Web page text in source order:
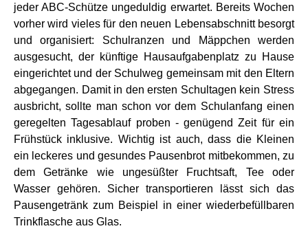
jeder ABC-Schütze ungeduldig erwartet. Bereits Wochen
vorher wird vieles für den neuen Lebensabschnitt besorgt
und organisiert: Schulranzen und Mäppchen werden
ausgesucht, der künftige Hausaufgabenplatz zu Hause
eingerichtet und der Schulweg gemeinsam mit den Eltern
abgegangen. Damit in den ersten Schultagen kein Stress
ausbricht, sollte man schon vor dem Schulanfang einen
geregelten Tagesablauf proben - genügend Zeit für ein
Frühstück inklusive. Wichtig ist auch, dass die Kleinen
ein leckeres und gesundes Pausenbrot mitbekommen, zu
dem Getränke wie ungesüßter Fruchtsaft, Tee oder
Wasser gehören. Sicher transportieren lässt sich das
Pausengetränk zum Beispiel in einer wiederbefüllbaren
Trinkflasche aus Glas.